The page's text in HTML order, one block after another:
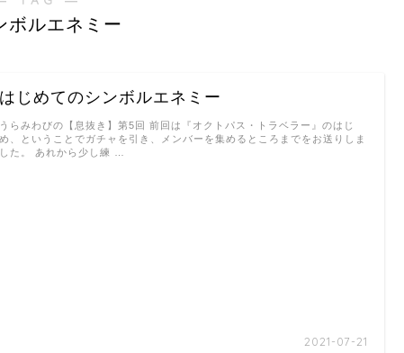
ボルエネミー
はじめてのシンボルエネミー
2021-07-21
うらみわびの【息抜き】第5回 前回は『オクトパス・トラベラー』のはじ
め、ということでガチャを引き、メンバーを集めるところまでをお送りしま
した。 あれから少し練 …